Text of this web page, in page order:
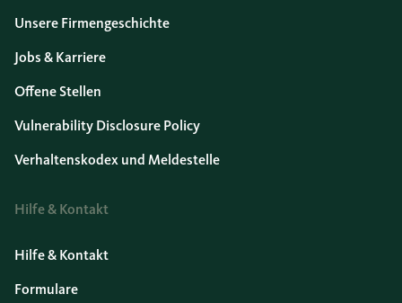
Unsere Firmengeschichte
Jobs & Karriere
Offene Stellen
Vulnerability Disclosure Policy
Verhaltenskodex und Meldestelle
Hilfe & Kontakt
Hilfe & Kontakt
Formulare